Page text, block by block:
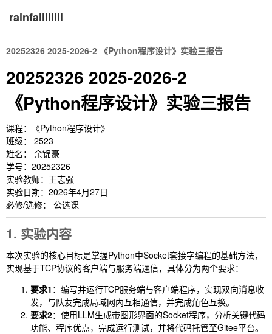
rainfallllllll
20252326 2025-2026-2 《Python程序设计》实验三报告
20252326 2025-2026-2
《Python程序设计》实验三报告
课程：《Python程序设计》
班级： 2523
姓名： 余锦豪
学号：20252326
实验教师：王志强
实验日期：2026年4月27日
必修/选修： 公选课
1. 实验内容
本次实验的核心目标是掌握Python中Socket套接字编程的基础方法，
实现基于TCP协议的客户端与服务端通信，具体分为两个要求：
要求1 ：编写并运行TCP服务端与客户端程序，实现双向消息收
发，与队友完成局域网内互相通信，并完成角色互换。
要求2：使用LLM生成带图形界面的Socket程序，分析关键代码
功能、程序优点，完成运行测试，并将代码托管至Gitee平台。